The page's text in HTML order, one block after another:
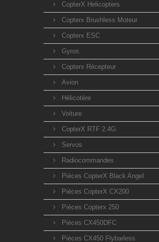
CopterX Helicopters
Copterx Brushless Moteur
Copterx ESC
Gyros
Copterx Récepteur
Avion
Hélicotère
Voiture
CopterX RTF 2.4G
Servos
Radiocommandes
Pièces CopterX Black Angel
Pièces CopterX CX200
Pièces Copterx 250
Pièces CX450DFC
Pièces CX450 Flybarless